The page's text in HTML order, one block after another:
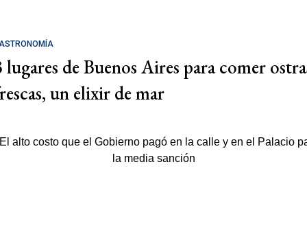
lugares de Buenos Aires para comer
un elixir de mar